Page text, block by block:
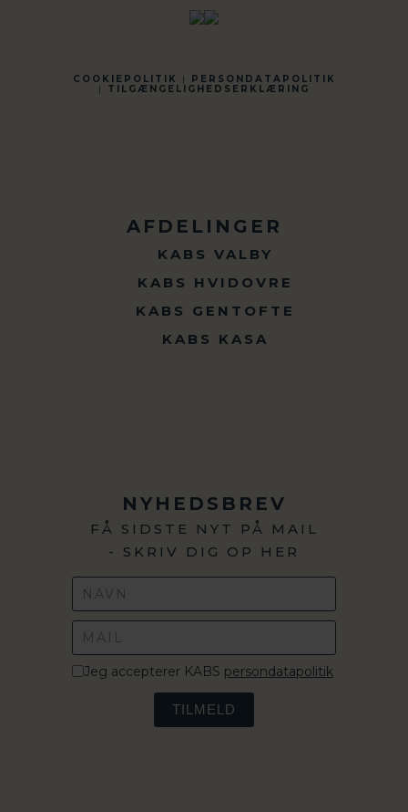
COOKIEPOLITIK |
PERSONDATAPOLITIK
| TILGÆNGELIGHEDSERKLÆRING
AFDELINGER
KABS VALBY
KABS HVIDOVRE
KABS GENTOFTE
KABS KASA
NYHEDSBREV
FÅ SIDSTE NYT PÅ MAIL
- SKRIV DIG OP HER
Jeg accepterer KABS persondatapolitik